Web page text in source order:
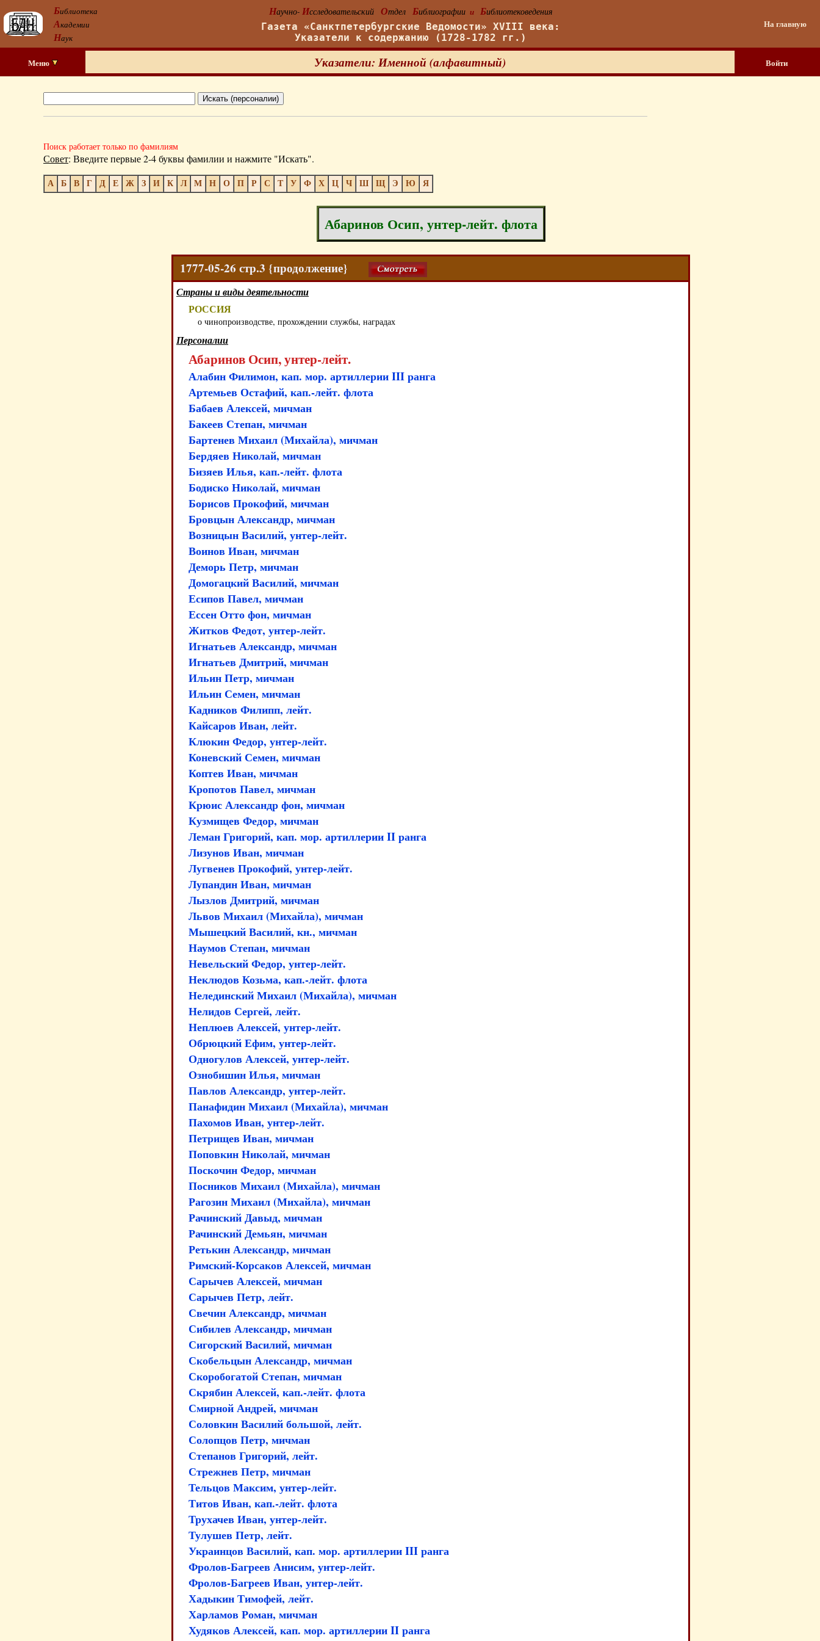
Библиотека
Академии
Наук
Научно- Исследовательский Отдел Библиографии и Библиотековедения
Газета «Санктпетербургские Ведомости» XVIII века:
Указатели к содержанию (1728-1782 гг.)
На главную
Меню Указатели: Именной (алфавитный) Войти
Поиск работает только по фамилиям
Совет: Введите первые 2-4 буквы фамилии и нажмите "Искать".
А Б В Г Д Е Ж З И К Л М Н О П Р С Т У Ф Х Ц Ч Ш Щ Э Ю Я
Абаринов Осип, унтер-лейт. флота
1777-05-26 стр.3 {продолжение}
Страны и виды деятельности
РОССИЯ
о чинопроизводстве, прохождении службы, наградах
Персоналии
Абаринов Осип, унтер-лейт.
Алабин Филимон, кап. мор. артиллерии III ранга
Артемьев Остафий, кап.-лейт. флота
Бабаев Алексей, мичман
Бакеев Степан, мичман
Бартенев Михаил (Михайла), мичман
Бердяев Николай, мичман
Бизяев Илья, кап.-лейт. флота
Бодиско Николай, мичман
Борисов Прокофий, мичман
Бровцын Александр, мичман
Возницын Василий, унтер-лейт.
Воинов Иван, мичман
Деморь Петр, мичман
Домогацкий Василий, мичман
Есипов Павел, мичман
Ессен Отто фон, мичман
Житков Федот, унтер-лейт.
Игнатьев Александр, мичман
Игнатьев Дмитрий, мичман
Ильин Петр, мичман
Ильин Семен, мичман
Кадников Филипп, лейт.
Кайсаров Иван, лейт.
Клюкин Федор, унтер-лейт.
Коневский Семен, мичман
Коптев Иван, мичман
Кропотов Павел, мичман
Крюис Александр фон, мичман
Кузмищев Федор, мичман
Леман Григорий, кап. мор. артиллерии II ранга
Лизунов Иван, мичман
Лугвенев Прокофий, унтер-лейт.
Лупандин Иван, мичман
Лызлов Дмитрий, мичман
Львов Михаил (Михайла), мичман
Мышецкий Василий, кн., мичман
Наумов Степан, мичман
Невельский Федор, унтер-лейт.
Неклюдов Козьма, кап.-лейт. флота
Нелединский Михаил (Михайла), мичман
Нелидов Сергей, лейт.
Неплюев Алексей, унтер-лейт.
Обрюцкий Ефим, унтер-лейт.
Одногулов Алексей, унтер-лейт.
Ознобишин Илья, мичман
Павлов Александр, унтер-лейт.
Панафидин Михаил (Михайла), мичман
Пахомов Иван, унтер-лейт.
Петрищев Иван, мичман
Поповкин Николай, мичман
Поскочин Федор, мичман
Посников Михаил (Михайла), мичман
Рагозин Михаил (Михайла), мичман
Рачинский Давыд, мичман
Рачинский Демьян, мичман
Ретькин Александр, мичман
Римский-Корсаков Алексей, мичман
Сарычев Алексей, мичман
Сарычев Петр, лейт.
Свечин Александр, мичман
Сибилев Александр, мичман
Сигорский Василий, мичман
Скобельцын Александр, мичман
Скоробогатой Степан, мичман
Скрябин Алексей, кап.-лейт. флота
Смирной Андрей, мичман
Соловкин Василий большой, лейт.
Солопцов Петр, мичман
Степанов Григорий, лейт.
Стрежнев Петр, мичман
Тельцов Максим, унтер-лейт.
Титов Иван, кап.-лейт. флота
Трухачев Иван, унтер-лейт.
Тулушев Петр, лейт.
Украинцов Василий, кап. мор. артиллерии III ранга
Фролов-Багреев Анисим, унтер-лейт.
Фролов-Багреев Иван, унтер-лейт.
Хадыкин Тимофей, лейт.
Харламов Роман, мичман
Худяков Алексей, кап. мор. артиллерии II ранга